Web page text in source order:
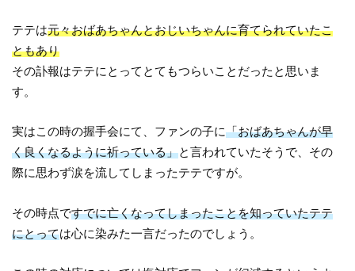
テテは元々おばあちゃんとおじいちゃんに育てられていたこ
ともあり
その訃報はテテにとってとてもつらいことだったと思いま
す。
実はこの時の握手会にて、ファンの子に「おばあちゃんが早
く良くなるように祈っている」と言われていたそうで、その
際に思わず涙を流してしまったテテですが。
その時点ですでに亡くなってしまったことを知っていたテテ
にとっては心に染みた一言だったのでしょう。